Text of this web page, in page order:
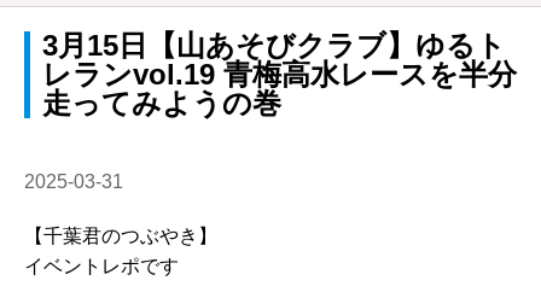
3月15日【山あそびクラブ】ゆるト
レランvol.19 青梅高水レースを半分
走ってみようの巻
2025-03-31
【千葉君のつぶやき】
イベントレポです